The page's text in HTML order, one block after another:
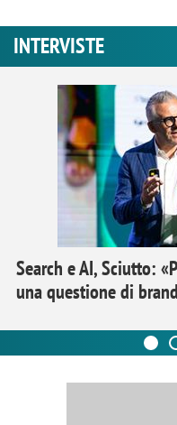
INTERVISTE
Search e AI, Sciutto:
una questione di